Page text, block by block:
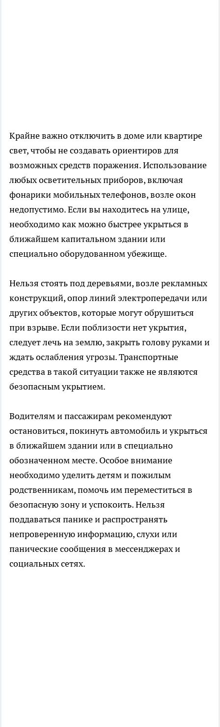
Крайне важно отключить в доме или квартире
свет, чтобы не создавать ориентиров для
возможных средств поражения. Использование
любых осветительных приборов, включая
фонарики мобильных телефонов, возле окон
недопустимо. Если вы находитесь на улице,
необходимо как можно быстрее укрыться в
ближайшем капитальном здании или
специально оборудованном убежище.
Нельзя стоять под деревьями, возле рекламных
конструкций, опор линий электропередачи или
других объектов, которые могут обрушиться
при взрыве. Если поблизости нет укрытия,
следует лечь на землю, закрыть голову руками и
ждать ослабления угрозы. Транспортные
средства в такой ситуации также не являются
безопасным укрытием.
Водителям и пассажирам рекомендуют
остановиться, покинуть автомобиль и укрыться
в ближайшем здании или в специально
обозначенном месте. Особое внимание
необходимо уделить детям и пожилым
родственникам, помочь им переместиться в
безопасную зону и успокоить. Нельзя
поддаваться панике и распространять
непроверенную информацию, слухи или
панические сообщения в мессенджерах и
социальных сетях.